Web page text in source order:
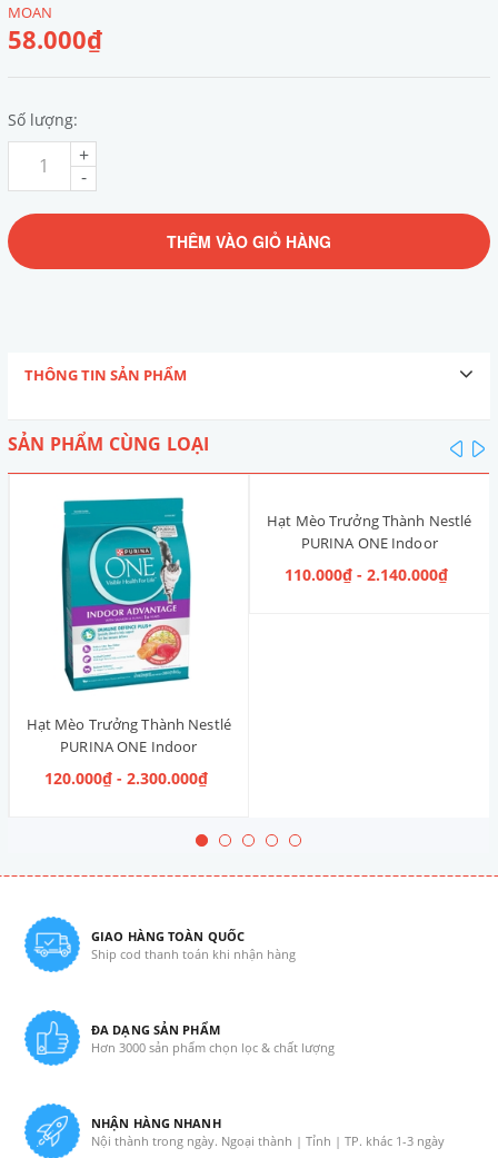
MOAN
58.000₫
Số lượng:
-
+
THÊM VÀO GIỎ HÀNG
THÔNG TIN SẢN PHẨM
SẢN PHẨM CÙNG LOẠI
Hạt Mèo Trưởng Thành Nestlé
PURINA ONE Indoor
Advantage Salmon & Tuna [Vị
Cá Hồi & Cá Ngừ]
120.000₫ - 2.300.000₫
Hạt Mèo Trưởng Thành Nestlé
PURINA ONE Indoor
Advantage [Vị Gà]
110.000₫ - 2.140.000₫
GIAO HÀNG TOÀN QUỐC
Ship cod thanh toán khi nhận hàng
ĐA DẠNG SẢN PHẨM
Hơn 3000 sản phẩm chọn lọc & chất lượng
NHẬN HÀNG NHANH
Nội thành trong ngày. Ngoại thành | Tỉnh | TP. khác 1-3 ngày